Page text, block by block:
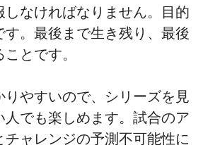
しなければなりません。目的
す。最後まで生き残り、最後
とです。
りやすいので、シリーズを見
人でも楽しめます。試合のア
チャレンジの予測不可能性に